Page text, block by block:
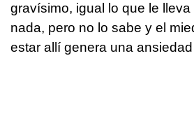
gravísimo, igual lo que le lleva
nada, pero no lo sabe y el
estar allí genera una